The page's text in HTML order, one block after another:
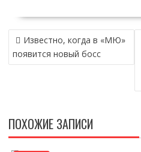
НАВИГАЦИЯ
ПО
ЗАПИСЯМ
Известно, когда в «МЮ»
появится новый босс
ПОХОЖИЕ ЗАПИСИ